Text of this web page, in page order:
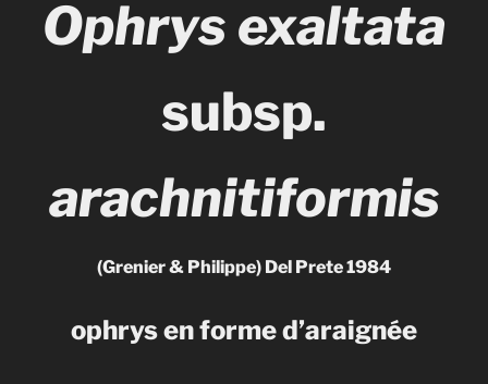
Ophrys exaltata
subsp.
arachnitiformis
(Grenier & Philippe) Del Prete 1984
ophrys en forme d’araignée